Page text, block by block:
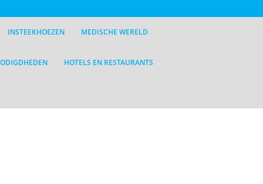
INSTEEKHOEZEN MEDISCHE WERELD
HOTELS EN RESTAURANTS